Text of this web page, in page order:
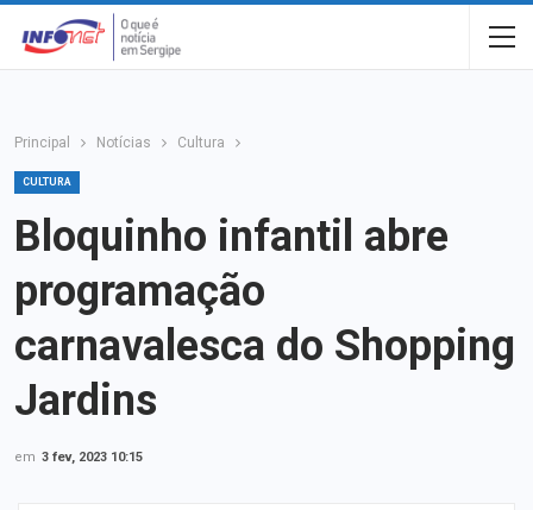
Principal Notícias Cultura
CULTURA
Bloquinho infantil abre
programação
carnavalesca do Shopping
Jardins
em 3 fev, 2023 10:15